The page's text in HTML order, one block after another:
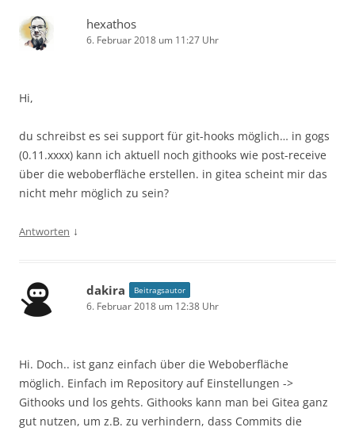
hexathos
6. Februar 2018 um 11:27 Uhr
Hi,
du schreibst es sei support für git-hooks möglich… in gogs
(0.11.xxxx) kann ich aktuell noch githooks wie post-receive
über die weboberfläche erstellen. in gitea scheint mir das
nicht mehr möglich zu sein?
Antworten ↓
dakira Beitragsautor
6. Februar 2018 um 12:38 Uhr
Hi. Doch.. ist ganz einfach über die Weboberfläche
möglich. Einfach im Repository auf Einstellungen ->
Githooks und los gehts. Githooks kann man bei Gitea ganz
gut nutzen, um z.B. zu verhindern, dass Commits die